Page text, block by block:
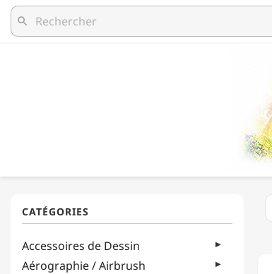
search
Accessoires de Dessin
Aérographie / Airbrush